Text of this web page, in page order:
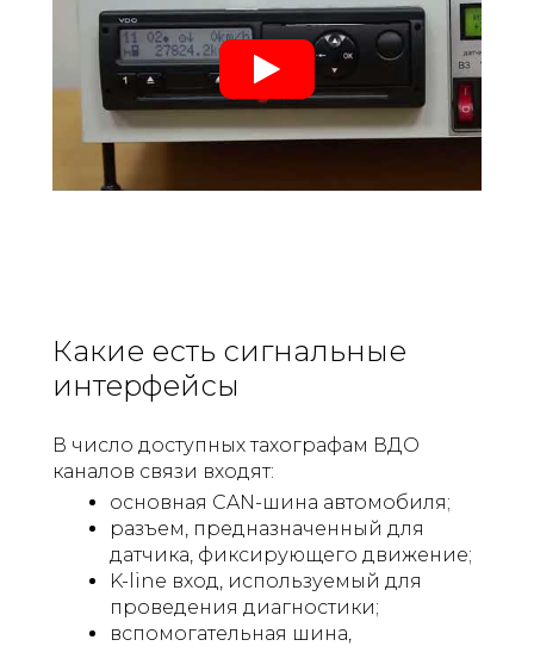
Какие есть сигнальные
интерфейсы
В число доступных тахографам ВДО
каналов связи входят:
основная CAN-шина автомобиля;
разъем, предназначенный для
датчика, фиксирующего движение;
K-line вход, используемый для
проведения диагностики;
вспомогательная шина,